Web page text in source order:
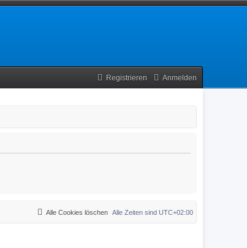
Anmelden
Registrieren
Alle Zeiten sind UTC+02:00
Alle Cookies löschen